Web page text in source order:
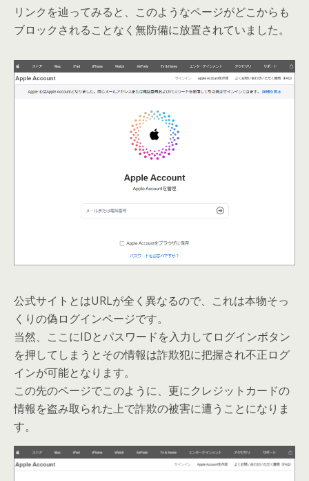
リンクを辿ってみると、このようなページがどこからも
ブロックされることなく無防備に放置されていました。
公式サイトとはURLが全く異なるので、これは本物そっ
くりの偽ログインページです。
当然、ここにIDとパスワードを入力してログインボタン
を押してしまうとその情報は詐欺犯に把握され不正ログ
インが可能となります。
この先のページでこのように、更にクレジットカードの
情報を盗み取られた上で詐欺の被害に遭うことになりま
す。